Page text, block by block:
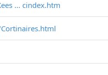
... cindex.htm